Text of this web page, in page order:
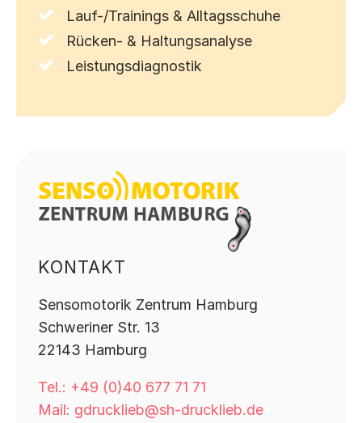
Lauf-/Trainings & Alltagsschuhe
Rücken- & Haltungsanalyse
Leistungsdiagnostik
KONTAKT
Sensomotorik Zentrum Hamburg
Schweriner Str. 13
22143 Hamburg
Tel.: +49 (0)40 677 71 71
Mail: gdrucklieb@sh-drucklieb.de